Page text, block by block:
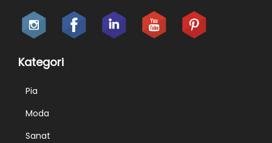
Kategori
Pia
Moda
Sanat